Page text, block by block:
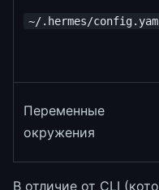
~/.hermes/
Переменные
окружения
В отличие от CLI